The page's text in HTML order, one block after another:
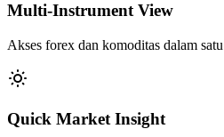
Multi-Instrument View
Akses forex dan komoditas dalam
Quick Market Insight